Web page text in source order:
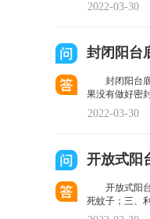
2022-03-30
封闭阳台
封闭阳台
果没有做好密
2022-03-30
开放式阳
开放式阳
死蚊子；三、